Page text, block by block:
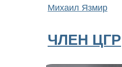
Михаил Язмир
ЧЛЕН ЦГР